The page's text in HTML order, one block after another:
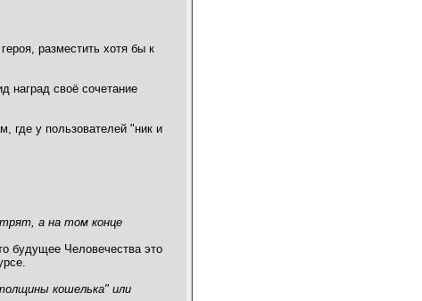
разместить хотя бы к
наград своё сочетание
где у пользователей "ник и
а на том конце
будущее Человечества это
кошелька" или